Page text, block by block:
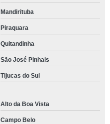
Mandirituba
Piraquara
Quitandinha
São José Pinhais
Tijucas do Sul
Alto da Boa Vista
Campo Belo